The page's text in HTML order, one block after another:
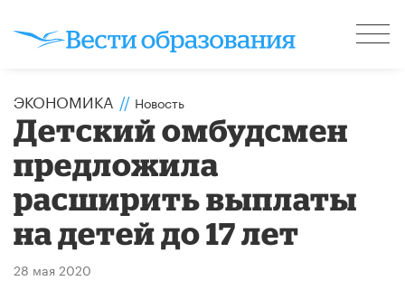
ЭКОНОМИКА // Новость
Детский омбудсмен
предложила
расширить выплаты
на детей до 17 лет
28 мая 2020